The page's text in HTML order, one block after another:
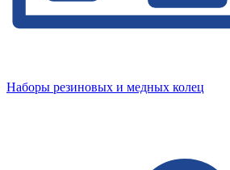
Наборы резиновых и медных колец